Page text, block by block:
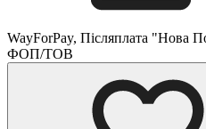
WayForPay, Післяплата "Нова
ФОП/ТОВ